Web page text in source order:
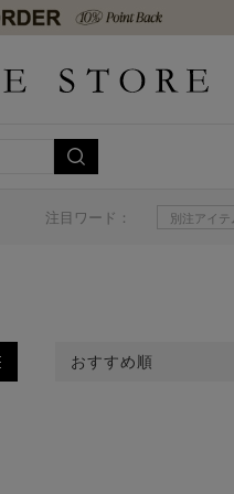
注目ワード： 別注アイテ
おすすめ順